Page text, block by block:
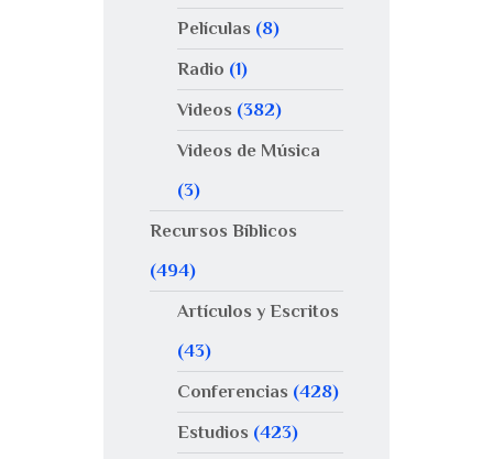
Películas (8)
Radio (1)
Videos (382)
Videos de Música
(3)
Recursos Bíblicos
(494)
Artículos y Escritos
(43)
Conferencias (428)
Estudios (423)